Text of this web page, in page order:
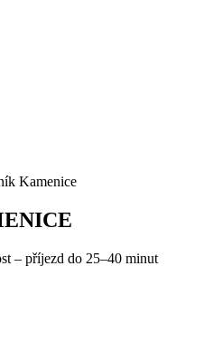
Kamenice
– příjezd do 25–40 minut